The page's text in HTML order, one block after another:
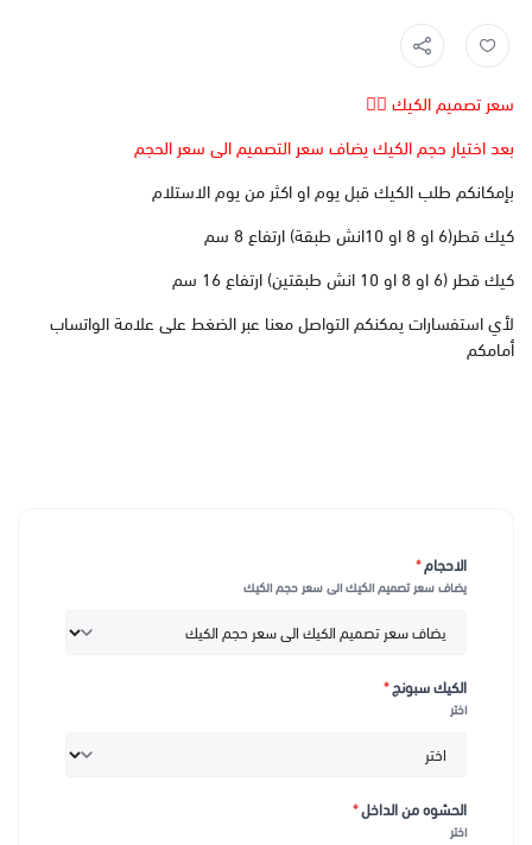
سعر تصميم الكيك 👆🏻
بعد اختيار حجم الكيك يضاف سعر التصميم الى سعر الحجم
بإمكانكم طلب الكيك قبل يوم او اكثر من يوم الاستلام
كيك قطر(6 او 8 او 10انش طبقة) ارتفاع 8 سم
كيك قطر (6 او 8 او 10 انش طبقتين) ارتفاع 16 سم
لأي استفسارات يمكنكم التواصل معنا عبر الضغط على علامة الواتساب
أمامكم
الاحجام*
يضاف سعر تصميم الكيك الى سعر حجم الكيك
الكيك سبونج*
اختر
الحشوه من الداخل*
اختر